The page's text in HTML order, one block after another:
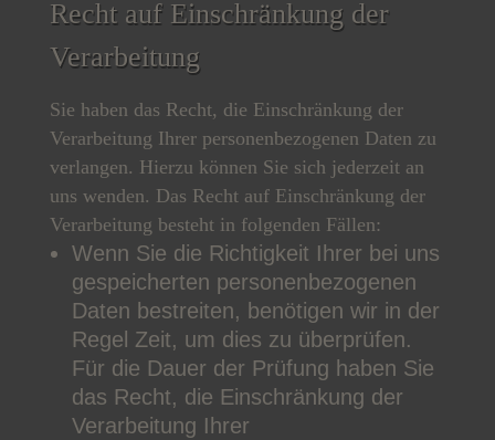
Recht auf Einschränkung der
Verarbeitung
Sie haben das Recht, die Einschränkung der
Verarbeitung Ihrer personenbezogenen Daten zu
verlangen. Hierzu können Sie sich jederzeit an
uns wenden. Das Recht auf Einschränkung der
Verarbeitung besteht in folgenden Fällen:
Wenn Sie die Richtigkeit Ihrer bei uns
gespeicherten personenbezogenen
Daten bestreiten, benötigen wir in der
Regel Zeit, um dies zu überprüfen.
Für die Dauer der Prüfung haben Sie
das Recht, die Einschränkung der
Verarbeitung Ihrer